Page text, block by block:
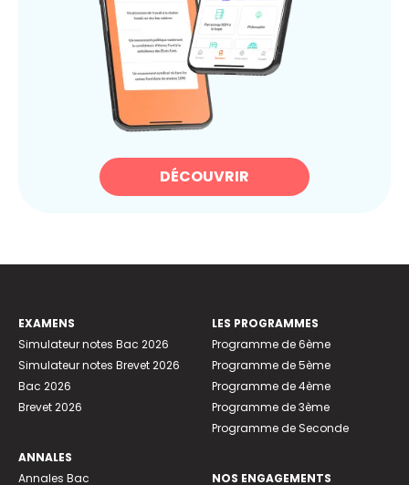
DÉCOUVRIR
EXAMENS
Simulateur notes Bac 2026
Simulateur notes Brevet 2026
Bac 2026
Brevet 2026
ANNALES
Annales Bac
LES PROGRAMMES
Programme de 6ème
Programme de 5ème
Programme de 4ème
Programme de 3ème
Programme de Seconde
NOS ENGAGEMENTS